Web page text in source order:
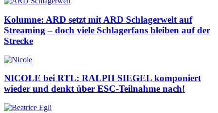
Kolumne: ARD setzt mit ARD Schlagerwelt auf
Streaming – doch viele Schlagerfans bleiben auf der
Strecke
NICOLE bei RTL: RALPH SIEGEL komponiert
wieder und denkt über ESC-Teilnahme nach!